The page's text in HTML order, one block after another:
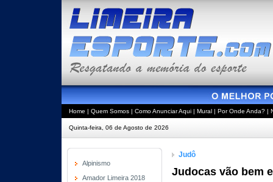
Home | Quem Somos | Como Anunciar Aqui | Mural | Por Onde Anda? |
Quinta-feira, 06 de Agosto de 2026
Alpinismo
Amador Limeira 2018
Judô
Judocas vão bem